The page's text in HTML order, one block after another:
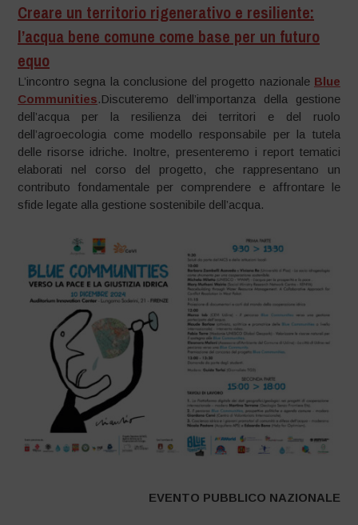
Creare un territorio rigenerativo e resiliente:
l’acqua bene comune come base per un futuro
equo
L’incontro segna la conclusione del progetto nazionale Blue
Communities.Discuteremo dell’importanza della gestione
dell’acqua per la resilienza dei territori e del ruolo
dell’agroecologia come modello responsabile per la tutela
delle risorse idriche. Inoltre, presenteremo i report tematici
elaborati nel corso del progetto, che rappresentano un
contributo fondamentale per comprendere e affrontare le
sfide legate alla gestione sostenibile dell’acqua.
EVENTO PUBBLICO NAZIONALE